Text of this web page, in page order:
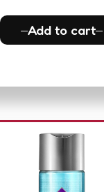
Add to cart